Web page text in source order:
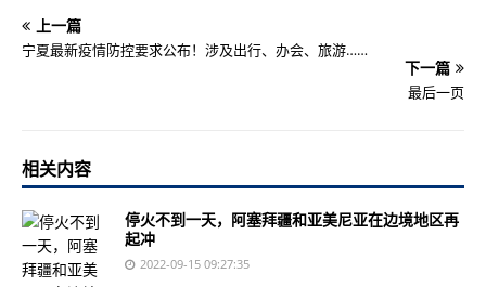
上一篇
宁夏最新疫情防控要求公布！涉及出行、办会、旅游……
下一篇
最后一页
相关内容
停火不到一天，阿塞拜疆和亚美尼亚在边境地区再
起冲
2022-09-15 09:27:35